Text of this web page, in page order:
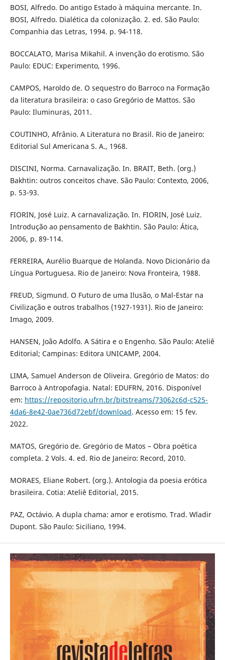
BOSI, Alfredo. Do antigo Estado à máquina mercante. In.
BOSI, Alfredo. Dialética da colonização. 2. ed. São Paulo:
Companhia das Letras, 1994. p. 94-118.
BOCCALATO, Marisa Mikahil. A invenção do erotismo. São
Paulo: EDUC: Experimento, 1996.
CAMPOS, Haroldo de. O sequestro do Barroco na Formação
da literatura brasileira: o caso Gregório de Mattos. São
Paulo: Iluminuras, 2011.
COUTINHO, Afrânio. A Literatura no Brasil. Rio de Janeiro:
Editorial Sul Americana S. A., 1968.
DISCINI, Norma. Carnavalização. In. BRAIT, Beth. (org.)
Bakhtin: outros conceitos chave. São Paulo: Contexto, 2006,
p. 53-93.
FIORIN, José Luiz. A carnavalização. In. FIORIN, José Luiz.
Introdução ao pensamento de Bakhtin. São Paulo: Ática,
2006, p. 89-114.
FERREIRA, Aurélio Buarque de Holanda. Novo Dicionário da
Língua Portuguesa. Rio de Janeiro: Nova Fronteira, 1988.
FREUD, Sigmund. O Futuro de uma Ilusão, o Mal-Estar na
Civilização e outros trabalhos (1927-1931). Rio de Janeiro:
Imago, 2009.
HANSEN, João Adolfo. A Sátira e o Engenho. São Paulo: Ateliê
Editorial; Campinas: Editora UNICAMP, 2004.
LIMA, Samuel Anderson de Oliveira. Gregório de Matos: do
Barroco à Antropofagia. Natal: EDUFRN, 2016. Disponível
em: https://repositorio.ufrn.br/bitstreams/73062c6d-c525-
4da6-8e42-0ae736d72ebf/download. Acesso em: 15 fev.
2022.
MATOS, Gregório de. Gregório de Matos – Obra poética
completa. 2 Vols. 4. ed. Rio de Janeiro: Record, 2010.
MORAES, Eliane Robert. (org.). Antologia da poesia erótica
brasileira. Cotia: Ateliê Editorial, 2015.
PAZ, Octávio. A dupla chama: amor e erotismo. Trad. Wladir
Dupont. São Paulo: Siciliano, 1994.